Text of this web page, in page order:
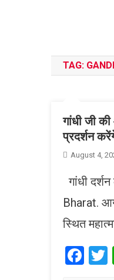
TAG:
गांधी जी
प्रदर्शन
August 4,
गांधी
Bharat.
स्थित